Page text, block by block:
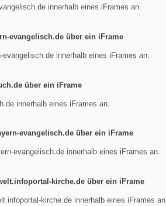
selbst und machen Sie einen
Haus für Kinder- Naturgruppe
innerhalb eines iFrames an.
evangelisch.de über ein iFrame
innerhalb eines iFrames an.
über ein iFrame
innerhalb eines iFrames an.
evangelisch.de über ein iFrame
evangelisch.de innerhalb eines iFrames an.
kirche.de über ein iFrame
kirche.de innerhalb eines iFrames